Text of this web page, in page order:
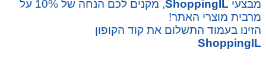
מבצעי ShoppingIL
, מקנים לכם הנחה של 10% על
מרבית מוצרי האתר!
הזינו בעמוד התשלום את קוד הקופון
ShoppingIL